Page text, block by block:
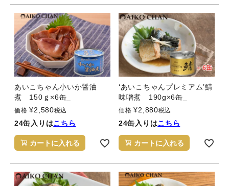
あいこちゃん小いか醤油
煮 150ｇ×6缶_
価格 ¥2,580税込
24缶入りはこちら
カートに入れる
‘あいこちゃんプレミアム’鯖
味噌煮 190g×6缶_
価格 ¥2,880税込
24缶入りはこちら
カートに入れる